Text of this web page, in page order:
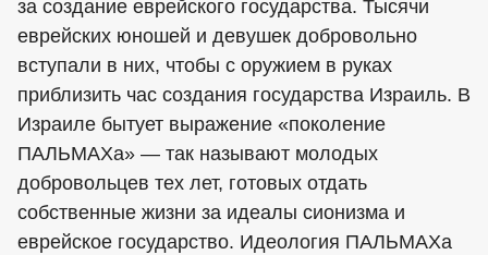
за создание еврейского государства. Тысячи
еврейских юношей и девушек добровольно
вступали в них, чтобы с оружием в руках
приблизить час создания государства Израиль. В
Израиле бытует выражение «поколение
ПАЛЬМАХа» — так называют молодых
добровольцев тех лет, готовых отдать
собственные жизни за идеалы сионизма и
еврейское государство. Идеология ПАЛЬМАХа